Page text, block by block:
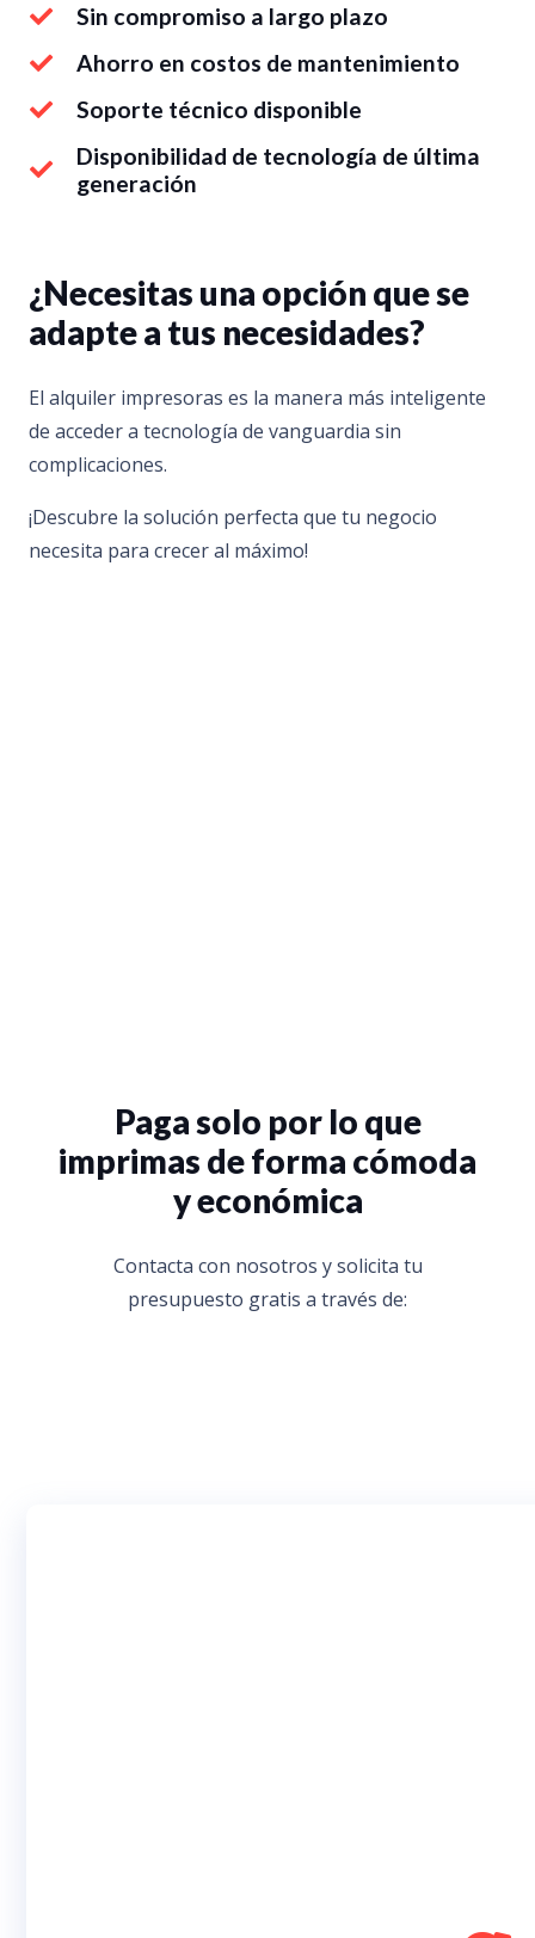
Sin compromiso a largo plazo
Ahorro en costos de mantenimiento
Soporte técnico disponible
Disponibilidad de tecnología de última
generación
¿Necesitas una opción que se
adapte a tus necesidades?
El alquiler impresoras es la manera más inteligente
de acceder a tecnología de vanguardia sin
complicaciones.
¡Descubre la solución perfecta que tu negocio
necesita para crecer al máximo!
Paga solo por lo que
imprimas de forma cómoda
y económica
Contacta con nosotros y solicita tu
presupuesto gratis a través de: